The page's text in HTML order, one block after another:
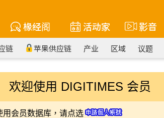
椽经阁 活动家 影音
链 苹果供应链 产业 区域 议题
欢迎使用 DIGITIMES 会员
会员数据库，请点选